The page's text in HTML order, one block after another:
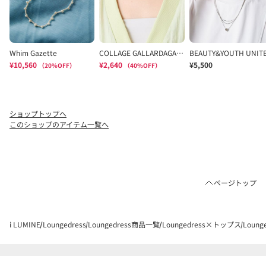
ショップトップへ
このショップのアイテム一覧へ
ページトップ
i LUMINE Loungedress Loungedress商品一覧 Loungedress×トップス